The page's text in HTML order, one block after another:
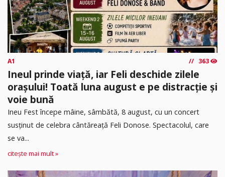
A1 363
Ineul prinde viață, iar Feli deschide zilele
orașului! Toată luna august e pe distracție și
voie bună
Ineu Fest începe mâine, sâmbătă, 8 august, cu un concert
susținut de celebra cântăreață Feli Donose. Spectacolul, care
se va...
citește mai mult »